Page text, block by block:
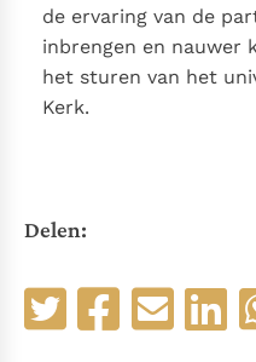
de ervaring van de
inbrengen en nauwer
het sturen van het
Kerk.
Delen: